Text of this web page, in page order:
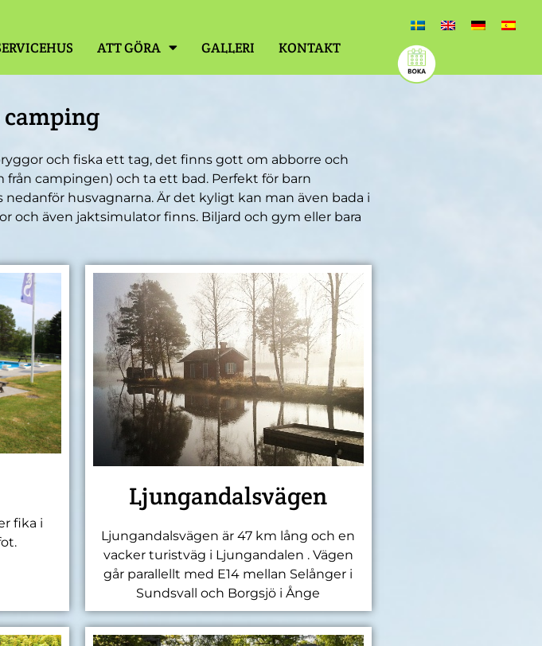
ATT GÖRA GALLERI KONTAKT
och fiska ett tag, det finns gott om abborre och
från campingen) och ta ett bad. Perfekt för barn
husvagnarna. Är det kyligt kan man även bada i
och även jaktsimulator finns. Biljard och gym eller bara
fika i
Ljungandalsvägen
Ljungandalsvägen är 47 km lång och en
vacker turistväg i Ljungandalen . Vägen
går parallellt med E14 mellan Selånger i
Sundsvall och Borgsjö i Ånge